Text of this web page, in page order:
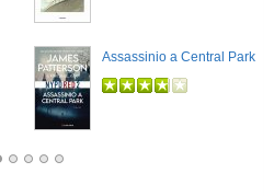
Assassinio a Central Park